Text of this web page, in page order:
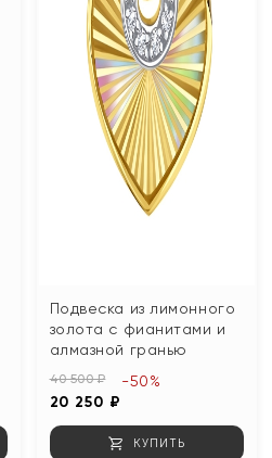
Подвеска из лимонного
золота с фианитами и
алмазной гранью
40 500 ₽
20 250 ₽
-50%
КУПИТЬ